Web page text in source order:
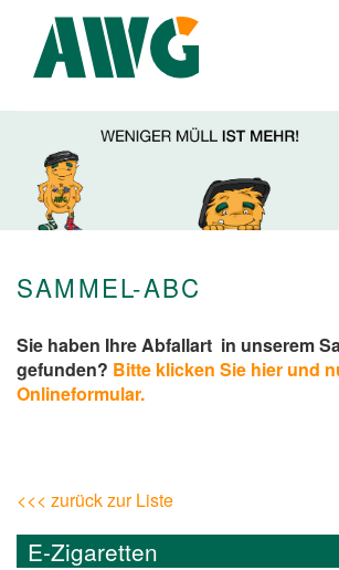
SAMMEL-ABC
Sie haben Ihre Abfallart in unserem
gefunden? Bitte klicken Sie hier und
Onlineformular.
<<< zurück zur Liste
E-Zigaretten